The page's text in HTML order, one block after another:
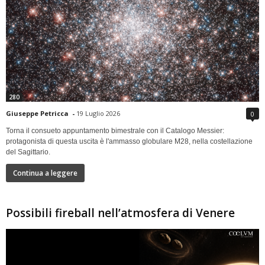
280
Giuseppe Petricca - 19 Luglio 2026 0
Torna il consueto appuntamento bimestrale con il Catalogo Messier:
protagonista di questa uscita è l'ammasso globulare M28, nella costellazione
del Sagittario.
Continua a leggere
Possibili fireball nell’atmosfera di Venere